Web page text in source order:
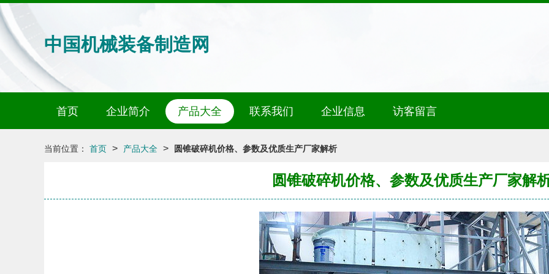
中国机械装备制造网
首页 企业简介 产品大全 联系我们 企业信息 访客留言
当前位置： 首页 > 产品大全 > 圆锥破碎机价格、参数及优质生产厂家解析
圆锥破碎机价格、参数及优质生产厂家解